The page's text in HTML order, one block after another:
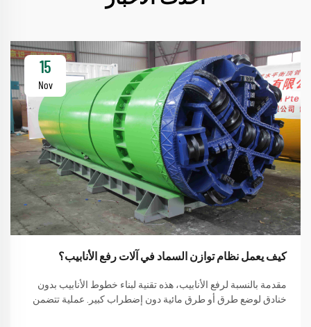
15
Nov
كيف يعمل نظام توازن السماد في آلات رفع الأنابيب؟
مقدمة بالنسبة لرفع الأنابيب، هذه تقنية لبناء خطوط الأنابيب بدون
خنادق لوضع طرق أو طرق مائية دون إضطراب كبير. عملية تتضمن